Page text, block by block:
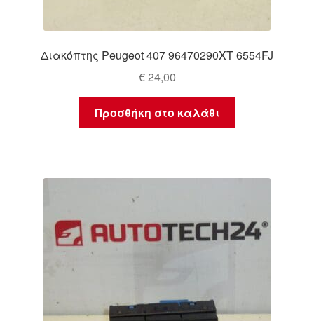
Διακόπτης Peugeot 407 96470290XT 6554FJ
€24,00
Προσθήκη στο καλάθι